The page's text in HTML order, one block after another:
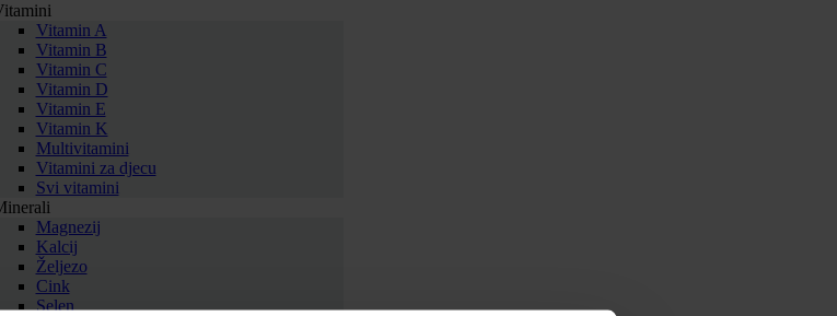
Vitamin A
Vitamin B
Vitamin C
Vitamin D
Vitamin E
Vitamin K
Multivitamini
Vitamini za djecu
Svi vitamini
Magnezij
Kalcij
Željezo
Cink
Selen